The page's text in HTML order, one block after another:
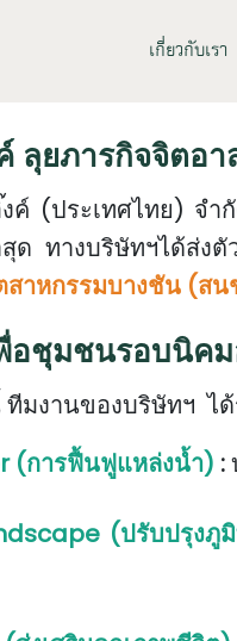
เกี่ยวกับเรา
ลุยภารกิจจิตอ
(ประเทศไทย) จำ
ด ทางบริษัทฯได้ส่งตั
าหกรรมบางชัน (สน
อชุมชนรอบนิค
มงานของบริษัทฯ ไ
(การฟื้นฟูแหล่งน้ำ) :
(ปรับปรุงภู